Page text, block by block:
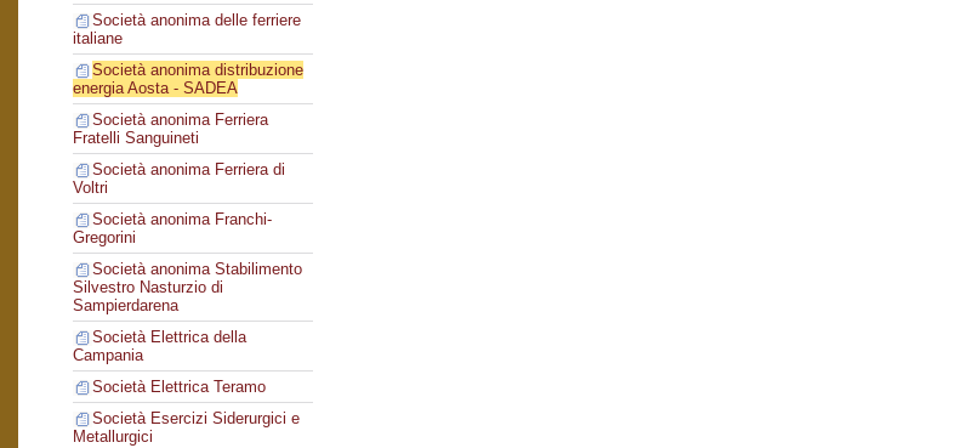
Società anonima delle ferriere
italiane
Società anonima distribuzione
energia Aosta - SADEA
Società anonima Ferriera
Fratelli Sanguineti
Società anonima Ferriera di
Voltri
Società anonima Franchi-
Gregorini
Società anonima Stabilimento
Silvestro Nasturzio di
Sampierdarena
Società Elettrica della
Campania
Società Elettrica Teramo
Società Esercizi Siderurgici e
Metallurgici